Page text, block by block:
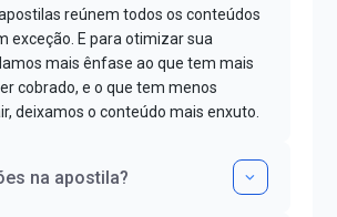
reúnem todos os conteúdos
exceção. E para otimizar sua
mais ênfase ao que tem mais
cobrado, e o que tem menos
deixamos o conteúdo mais enxuto.
na apostila?